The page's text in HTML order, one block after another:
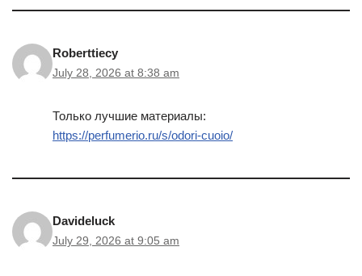
Roberttiecy
July 28, 2026 at 8:38 am
Только лучшие материалы:
https://perfumerio.ru/s/odori-cuoio/
Davideluck
July 29, 2026 at 9:05 am